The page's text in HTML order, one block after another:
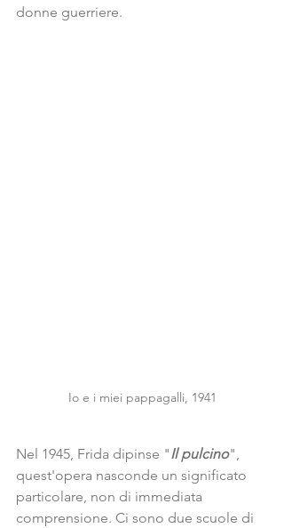
donne guerriere.
Io e i miei pappagalli, 1941
Nel 1945, Frida dipinse "Il pulcino",
quest'opera nasconde un significato
particolare, non di immediata
comprensione. Ci sono due scuole di